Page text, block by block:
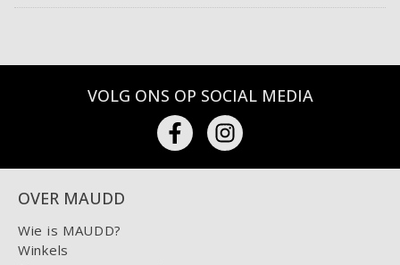
VOLG ONS OP SOCIAL MEDIA
OVER MAUDD
Wie is MAUDD?
Winkels